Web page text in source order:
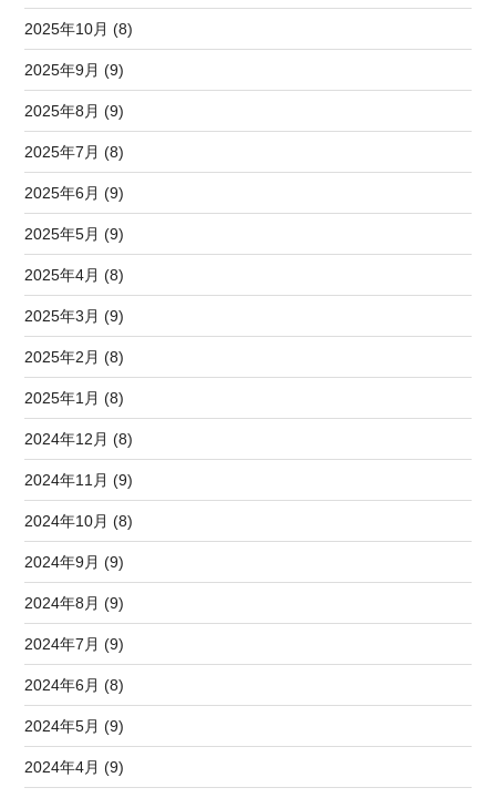
2025年10月 (8)
2025年9月 (9)
2025年8月 (9)
2025年7月 (8)
2025年6月 (9)
2025年5月 (9)
2025年4月 (8)
2025年3月 (9)
2025年2月 (8)
2025年1月 (8)
2024年12月 (8)
2024年11月 (9)
2024年10月 (8)
2024年9月 (9)
2024年8月 (9)
2024年7月 (9)
2024年6月 (8)
2024年5月 (9)
2024年4月 (9)